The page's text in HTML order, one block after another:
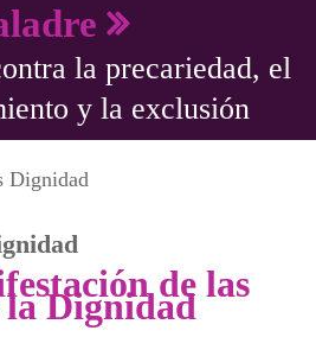
la precariedad, el
y la exclusión
usted aquí
Dignidad
de las
Dignidad